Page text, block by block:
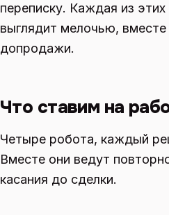
переписку. Каждая из
выглядит мелочью,
допродажи.
Что ставим на
Четыре робота, каждый
Вместе они ведут
касания до сделки.